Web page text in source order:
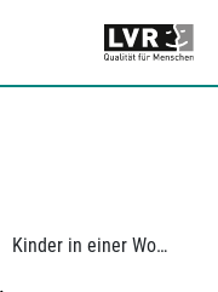
Kinder in einer Wohnsiedlung in Greensboro, North Carolina